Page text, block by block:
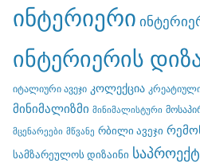
ინტერიერი
ინტერიერის
იტალიური ავეჯი კოლექცია
მინიმალიზმი მინიმალისტური
მცენარეები მწვანე რბილი ავეჯი
სამზარეულოს დიზაინი